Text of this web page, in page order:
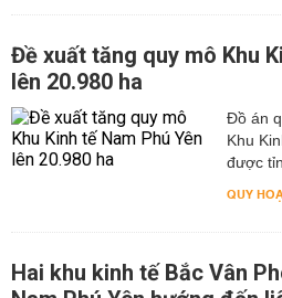
Đề xuất tăng quy mô Khu
lên 20.980 ha
Đồ án
Khu
được
QUY
Hai khu kinh tế Bắc Vân